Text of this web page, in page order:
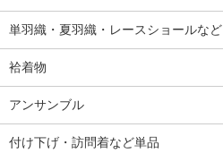
単羽織・夏羽織・レースショールなど
袷着物
アンサンブル
付け下げ・訪問着など単品